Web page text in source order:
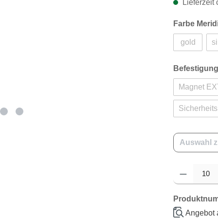
Lieferzeit
Farbe
gold
Magnet
Auswahl
Angebot